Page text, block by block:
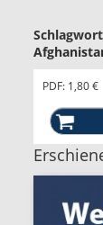
PDF: 1,80 €